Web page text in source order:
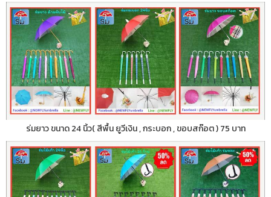
ร่มยาว ขนาด 24 นิ้ว( สีพื้น ยูวีเงิน , กระบอก , ขอบสก๊อต ) 75 บาท